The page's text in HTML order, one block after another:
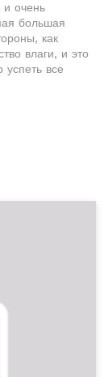
и очень
большая
как
влаги, и это
успеть все